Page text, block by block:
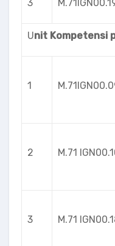
3
Unit Kompetensi
1
2 M.71
3 M.71